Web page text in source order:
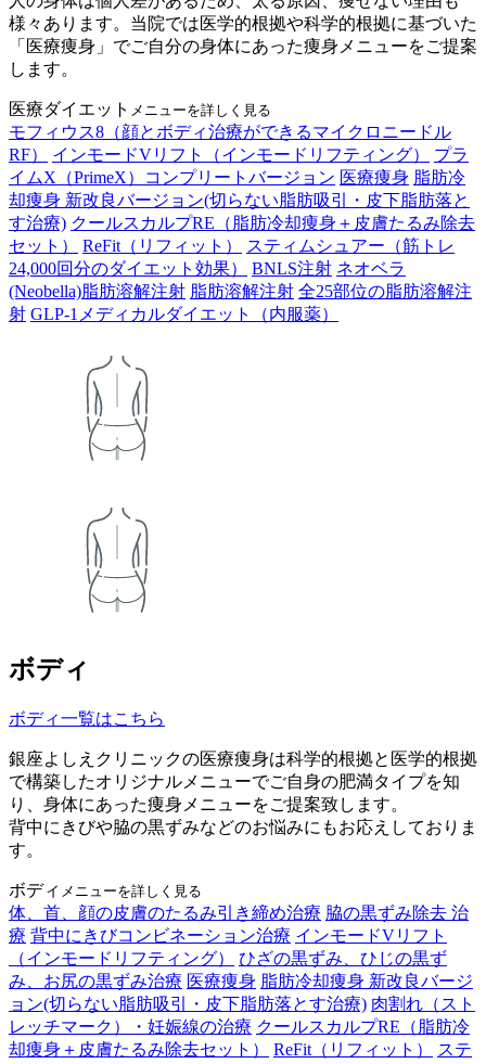
様々あります。当院では医学的根拠や科学的根拠に基づいた
「医療痩身」でご自分の身体にあった痩身メニューをご提案
します。
医療ダイエット メニューを詳しく見る
モフィウス8（顔とボディ治療ができるマイクロニードル
RF）
インモードVリフト（インモードリフティング）
プラ
イムX（PrimeX）コンプリートバージョン 医療痩身 脂肪冷
却痩身 新改良バージョン(切らない脂肪吸引・皮下脂肪落と
す治療) クールスカルプRE（脂肪冷却痩身＋皮膚たるみ除去
セット）
ReFit（リフィット）
スティムシュアー（筋トレ
24,000回分のダイエット効果）
BNLS注射 ネオベラ
(Neobella)脂肪溶解注射 脂肪溶解注射 全25部位の脂肪溶解注
射 GLP-1メディカルダイエット（内服薬）
ボディ
ボディ一覧はこちら
銀座よしえクリニックの医療痩身は科学的根拠と医学的根拠
で構築したオリジナルメニューでご自身の肥満タイプを知
り、身体にあった痩身メニューをご提案致します。
背中にきびや脇の黒ずみなどのお悩みにもお応えしておりま
す。
ボディ メニューを詳しく見る
体、首、顔の皮膚のたるみ引き締め治療 脇の黒ずみ除去 治
療 背中にきびコンビネーション治療 インモードVリフト
（インモードリフティング）
ひざの黒ずみ、ひじの黒ず
み、お尻の黒ずみ治療 医療痩身 脂肪冷却痩身 新改良バージ
ョン(切らない脂肪吸引・皮下脂肪落とす治療) 肉割れ（スト
レッチマーク）・妊娠線の治療 クールスカルプRE（脂肪冷
却痩身＋皮膚たるみ除去セット）
ReFit（リフィット）
ステ